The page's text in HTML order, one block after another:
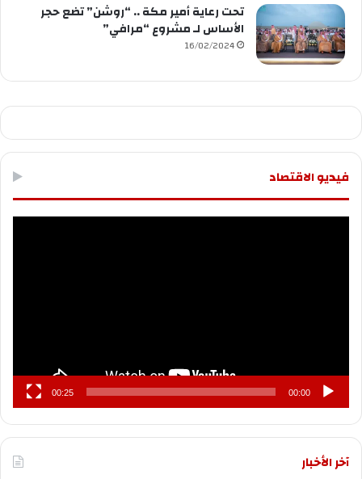
تحت رعاية أمير مكة .. “روشن” تضع حجر
الأساس لـ مشروع “مرافي”
16/02/2024
فيديو الاقتصاد
00:00
00:25
آخر الأخبار